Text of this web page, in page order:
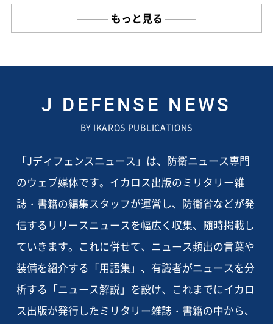
もっと見る
J DEFENSE NEWS
BY IKAROS PUBLICATIONS
「Jディフェンスニュース」は、防衛ニュース専門
のウェブ媒体です。イカロス出版のミリタリー雑
誌・書籍の編集スタッフが運営し、防衛省などが発
信するリリースニュースを幅広く収集、随時掲載し
ていきます。これに併せて、ニュース頻出の言葉や
装備を紹介する「用語集」、有識者がニュースを分
析する「ニュース解説」を設け、これまでにイカロ
ス出版が発行したミリタリー雑誌・書籍の中から、